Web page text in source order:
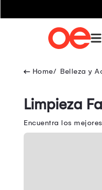
Belleza y
Limpieza
Encuentra los